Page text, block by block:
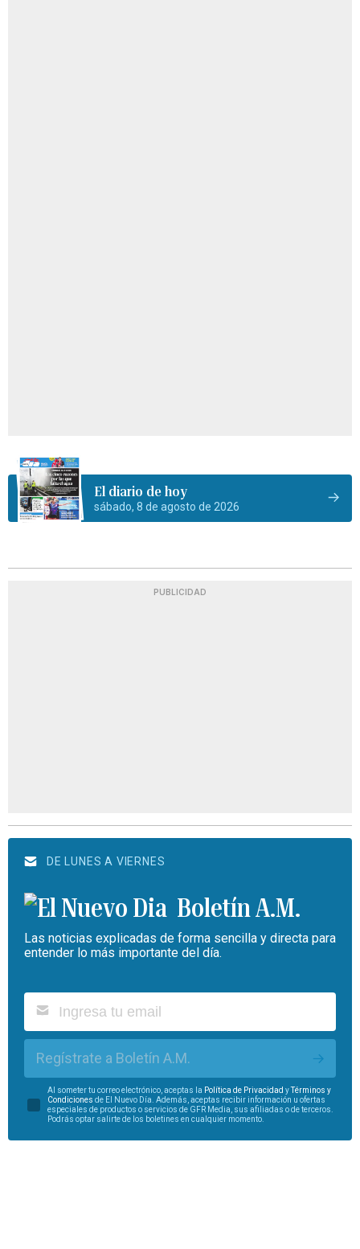
El diario de hoy
sábado, 8 de agosto de 2026
PUBLICIDAD
DE LUNES A VIERNES
Boletín A.M.
Las noticias explicadas de forma sencilla y directa para
entender lo más importante del día.
Regístrate a Boletín A.M.
Al someter tu correo electrónico, aceptas la Política de Privacidad y
Términos y
Condiciones de El Nuevo Día. Además, aceptas recibir información u ofertas
especiales de productos o servicios de GFR Media, sus afiliadas o de terceros.
Podrás optar salirte de los boletines en cualquier momento.